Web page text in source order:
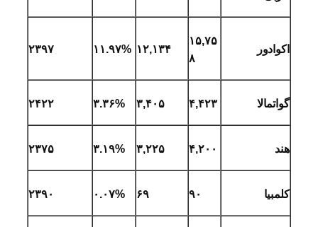
اکوادور
۱۵,۷۵
۸
۱۲,۱۳۴ ۱۱.۹۷% ۲۳۹۷
گواتمالا ۴,۴۲۳ ۳,۴۰۵ ۳.۳۶% ۲۴۲۲
هند ۴,۲۰۰ ۳,۲۲۵ ۳.۱۹% ۲۳۷۵
کلمبیا ۹۰ ۶۹ ۰.۰۷% ۲۳۹۰